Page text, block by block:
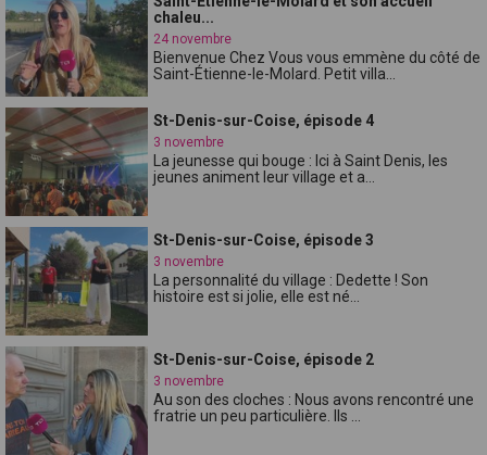
chaleu...
24 novembre
Bienvenue Chez Vous vous emmène du côté de
Saint-Étienne-le-Molard. Petit villa...
St-Denis-sur-Coise, épisode 4
3 novembre
La jeunesse qui bouge : Ici à Saint Denis, les
jeunes animent leur village et a...
St-Denis-sur-Coise, épisode 3
3 novembre
La personnalité du village : Dedette ! Son
histoire est si jolie, elle est né...
St-Denis-sur-Coise, épisode 2
3 novembre
Au son des cloches : Nous avons rencontré une
fratrie un peu particulière. Ils ...